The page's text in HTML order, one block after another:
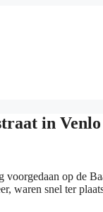
in Venlo
op de
waren snel ter